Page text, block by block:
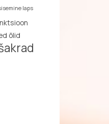
laps
õlid